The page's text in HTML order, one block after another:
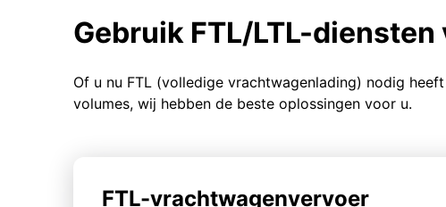
Gebruik FTL/LTL-
Of u nu FTL (volledige vrachtwagenlading) nodig
volumes, wij hebben de beste oplossingen voor u.
FTL-vrachtwagenvervoer